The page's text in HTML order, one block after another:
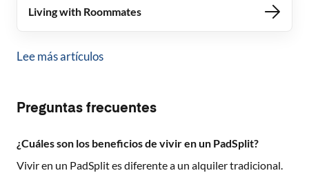
Living with Roommates
Lee más artículos
Preguntas frecuentes
¿Cuáles son los beneficios de vivir en un PadSplit?
Vivir en un PadSplit es diferente a un alquiler tradicional.